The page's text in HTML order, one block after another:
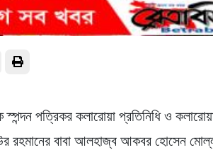
স্পন্দন পত্রিকর কলারোয়া প্রতিনিধি ও
রহমানের বাবা আলহাজ্ব আকবর হোসেন